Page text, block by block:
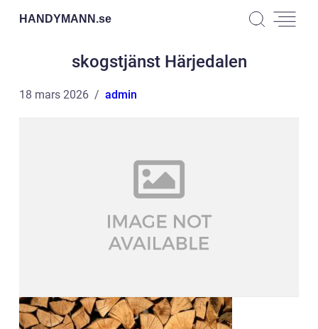
HANDYMANN.se
skogstjänst Härjedalen
18 mars 2026 admin